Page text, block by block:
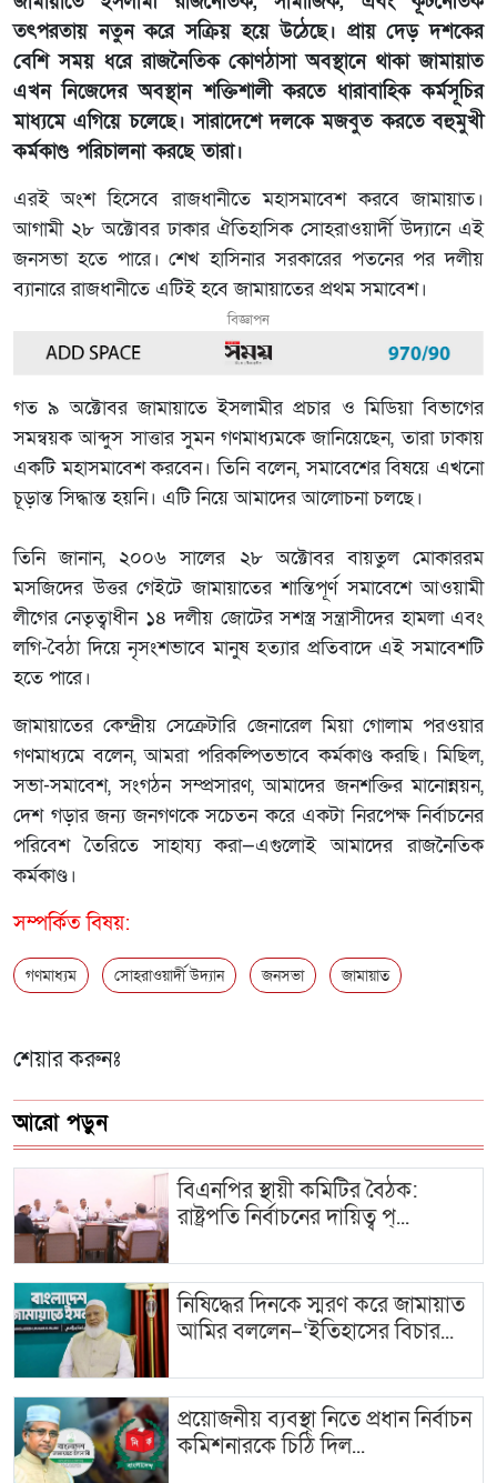
তৎপরতায় নতুন করে সক্রিয় হয়ে উঠেছে। প্রায় দেড় দশকের
বেশি সময় ধরে রাজনৈতিক কোণঠাসা অবস্থানে থাকা জামায়াত
এখন নিজেদের অবস্থান শক্তিশালী করতে ধারাবাহিক কর্মসূচির
মাধ্যমে এগিয়ে চলেছে। সারাদেশে দলকে মজবুত করতে বহুমুখী
কর্মকাণ্ড পরিচালনা করছে তারা।
এরই অংশ হিসেবে রাজধানীতে মহাসমাবেশ করবে জামায়াত।
আগামী ২৮ অক্টোবর ঢাকার ঐতিহাসিক সোহরাওয়ার্দী উদ্যানে এই
জনসভা হতে পারে। শেখ হাসিনার সরকারের পতনের পর দলীয়
ব্যানারে রাজধানীতে এটিই হবে জামায়াতের প্রথম সমাবেশ।
বিজ্ঞাপন
গত ৯ অক্টোবর জামায়াতে ইসলামীর প্রচার ও মিডিয়া বিভাগের
সমন্বয়ক আব্দুস সাত্তার সুমন গণমাধ্যমকে জানিয়েছেন, তারা ঢাকায়
একটি মহাসমাবেশ করবেন। তিনি বলেন, সমাবেশের বিষয়ে এখনো
চূড়ান্ত সিদ্ধান্ত হয়নি। এটি নিয়ে আমাদের আলোচনা চলছে।
তিনি জানান, ২০০৬ সালের ২৮ অক্টোবর বায়তুল মোকাররম
মসজিদের উত্তর গেইটে জামায়াতের শান্তিপূর্ণ সমাবেশে আওয়ামী
লীগের নেতৃত্বাধীন ১৪ দলীয় জোটের সশস্ত্র সন্ত্রাসীদের হামলা এবং
লগি-বৈঠা দিয়ে নৃসংশভাবে মানুষ হত্যার প্রতিবাদে এই সমাবেশটি
হতে পারে।
জামায়াতের কেন্দ্রীয় সেক্রেটারি জেনারেল মিয়া গোলাম পরওয়ার
গণমাধ্যমে বলেন, আমরা পরিকল্পিতভাবে কর্মকাণ্ড করছি। মিছিল,
সভা-সমাবেশ, সংগঠন সম্প্রসারণ, আমাদের জনশক্তির মানোন্নয়ন,
দেশ গড়ার জন্য জনগণকে সচেতন করে একটা নিরপেক্ষ নির্বাচনের
পরিবেশ তৈরিতে সাহায্য করা—এগুলোই আমাদের রাজনৈতিক
কর্মকাণ্ড।
সম্পর্কিত বিষয়:
গণমাধ্যম সোহরাওয়ার্দী উদ্যান জনসভা জামায়াত
শেয়ার করুনঃ
আরো পড়ুন
বিএনপির স্থায়ী কমিটির বৈঠক:
রাষ্ট্রপতি নির্বাচনের দায়িত্ব প্...
নিষিদ্ধের দিনকে স্মরণ করে জামায়াত
আমির বললেন–‘ইতিহাসের বিচার...
প্রয়োজনীয় ব্যবস্থা নিতে প্রধান নির্বাচন
কমিশনারকে চিঠি দিল...